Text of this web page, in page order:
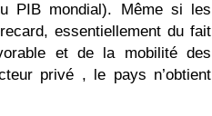
PIB mondial). Même si les
essentiellement du fait
et de la mobilité des
privé , le pays n’obtient